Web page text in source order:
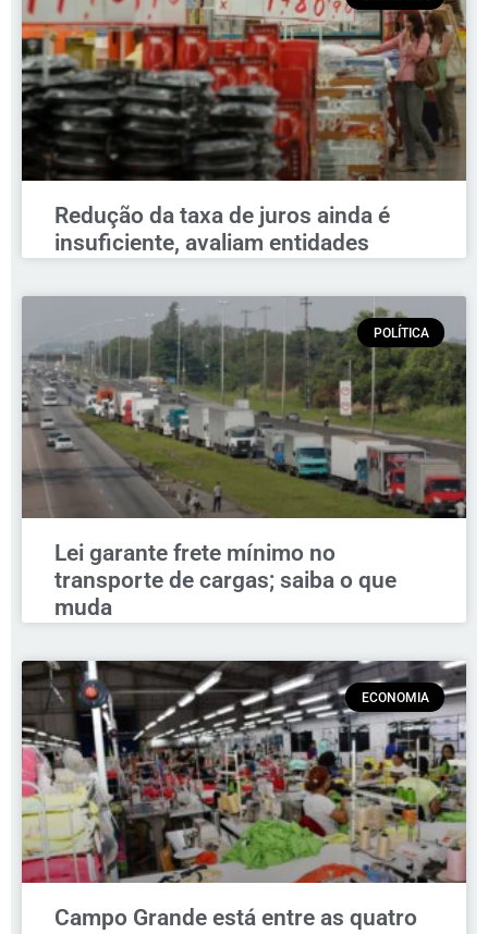
Redução da taxa de juros ainda é
insuficiente, avaliam entidades
POLÍTICA
Lei garante frete mínimo no
transporte de cargas; saiba o que
muda
ECONOMIA
Campo Grande está entre as quatro